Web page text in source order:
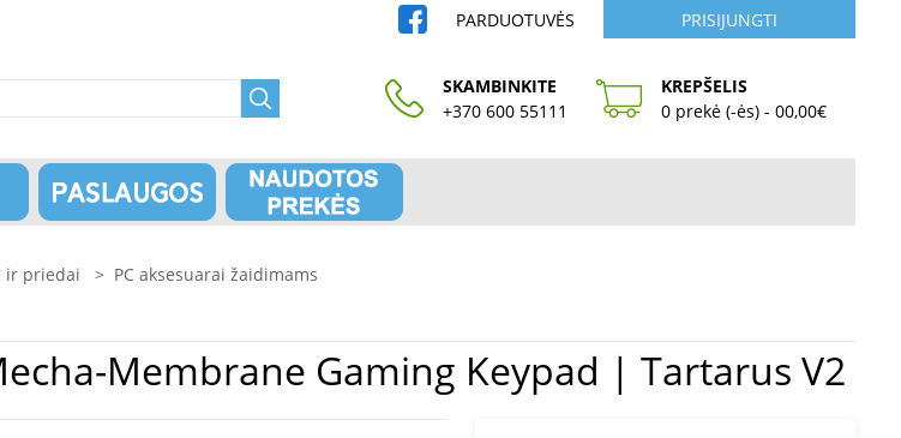
PARDUOTUVĖS PRISIJUNGTI
SKAMBINKITE
+370 600 55111
KREPŠELIS
0 prekė (-ės) - 00,00€
ir priedai > PC aksesuarai žaidimams
Žaidimams | Razer | Mecha-Membrane Gaming Keypad | Tartarus V2